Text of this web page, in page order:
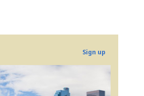
Sign up